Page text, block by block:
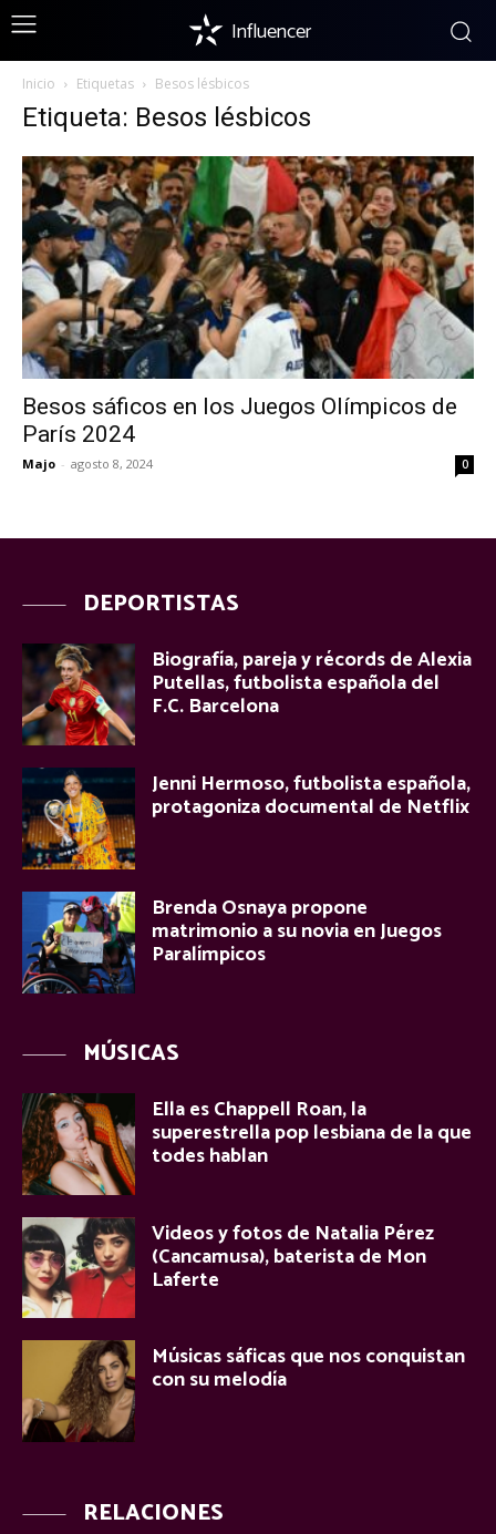
Influencer
Inicio Etiquetas Besos lésbicos
Etiqueta: Besos lésbicos
Besos sáficos en los Juegos Olímpicos de
París 2024
Majo - agosto 8, 2024 0
DEPORTISTAS
Biografía, pareja y récords de Alexia
Putellas, futbolista española del
F.C. Barcelona
Jenni Hermoso, futbolista española,
protagoniza documental de Netflix
Brenda Osnaya propone
matrimonio a su novia en Juegos
Paralímpicos
MÚSICAS
Ella es Chappell Roan, la
superestrella pop lesbiana de la que
todes hablan
Videos y fotos de Natalia Pérez
(Cancamusa), baterista de Mon
Laferte
Músicas sáficas que nos conquistan
con su melodía
RELACIONES